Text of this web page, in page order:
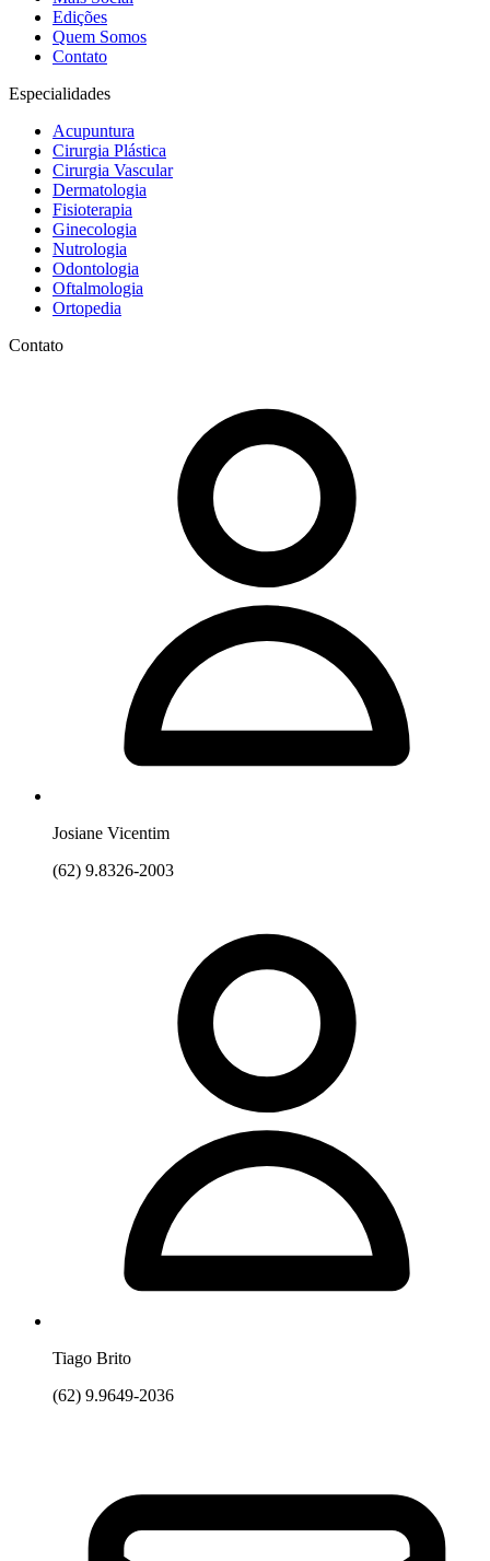
Edições
Quem Somos
Contato
Especialidades
Acupuntura
Cirurgia Plástica
Cirurgia Vascular
Dermatologia
Fisioterapia
Ginecologia
Nutrologia
Odontologia
Oftalmologia
Ortopedia
Contato
Josiane Vicentim
(62) 9.8326-2003
Tiago Brito
(62) 9.9649-2036